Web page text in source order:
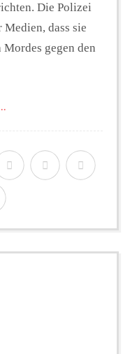
Die Polizei
dass sie
gegen den